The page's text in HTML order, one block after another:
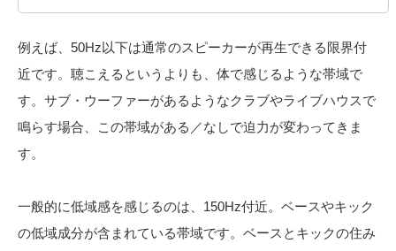
例えば、50Hz以下は通常のスピーカーが再生できる限界付
近です。聴こえるというよりも、体で感じるような帯域で
す。サブ・ウーファーがあるようなクラブやライブハウスで
鳴らす場合、この帯域がある／なしで迫力が変わってきま
す。
一般的に低域感を感じるのは、150Hz付近。ベースやキック
の低域成分が含まれている帯域です。ベースとキックの住み